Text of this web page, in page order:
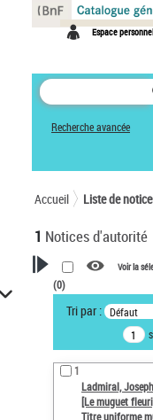
Espace personnel
Recherche avancée
Accueil Liste de
1 Notices d'autorité
VOTRE RECHERCHE
Recherche
notices d’autorité
Œuvres liées à
Ladmiral,
Sauvegarder
Voir la
(0)
Tri par : Défaut
1
Ladmiral,
[Le muguet
Titre uniforme
Panneau de gestion des cookies